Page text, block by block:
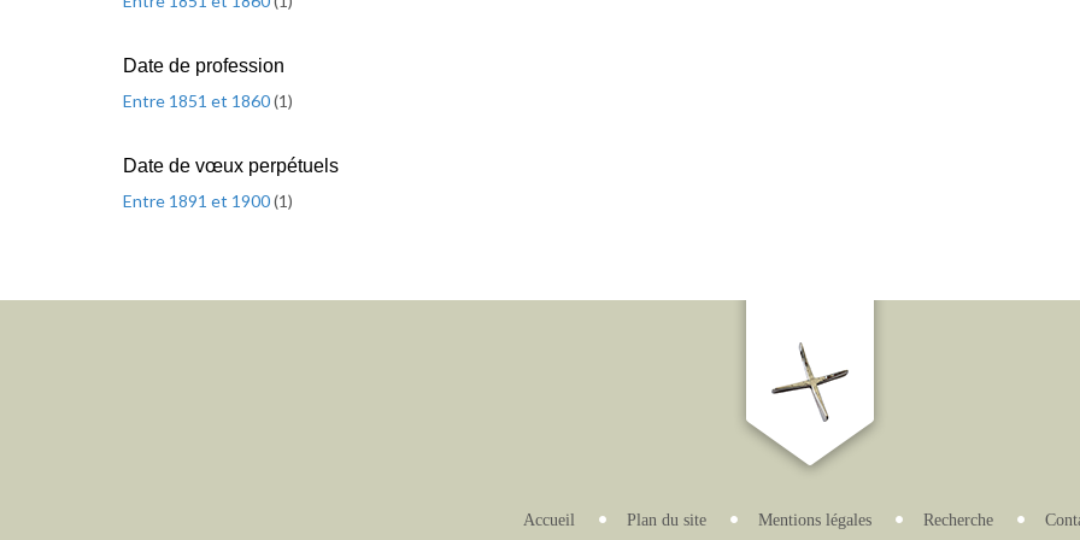
Date de profession
Entre 1851 et 1860(1)
Date de vœux perpétuels
Entre 1891 et 1900(1)
Accueil Plan du site Mentions légales Recherche